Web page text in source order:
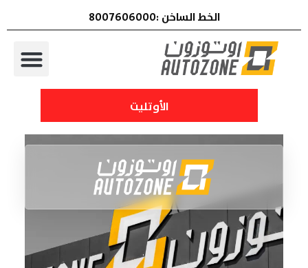
الخط الساخن :8007606000
الأوتليت